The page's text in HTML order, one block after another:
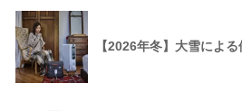
【2026年冬】大雪によ